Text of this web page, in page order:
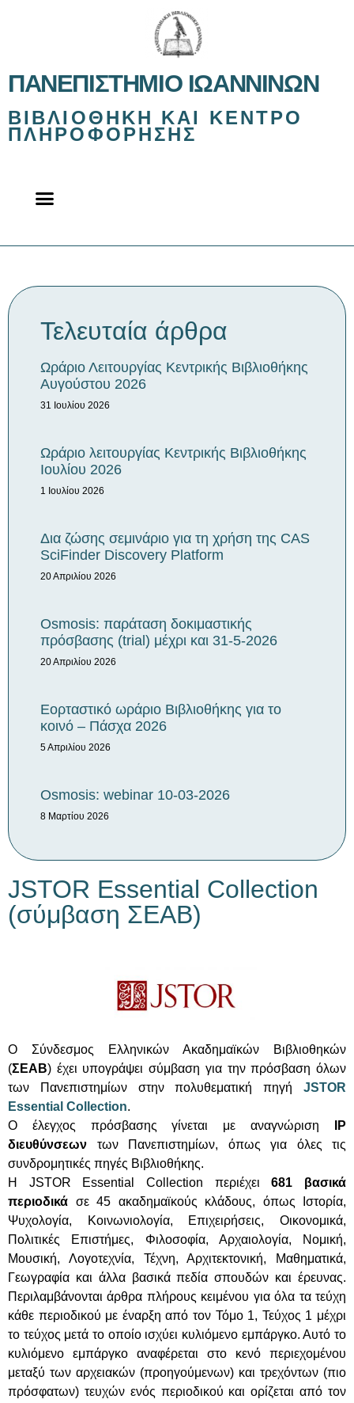
ΠΑΝΕΠΙΣΤΉΜΙΟ ΙΩΑΝΝΊΝΩΝ
ΒΙΒΛΙΟΘΉΚΗ ΚΑΙ ΚΈΝΤΡΟ
ΠΛΗΡΟΦΌΡΗΣΗΣ
Τελευταία άρθρα
Ωράριο Λειτουργίας Κεντρικής Βιβλιοθήκης
Αυγούστου 2026
31 Ιουλίου 2026
Ωράριο λειτουργίας Κεντρικής Βιβλιοθήκης
Iουλίου 2026
1 Ιουλίου 2026
Δια ζώσης σεμινάριο για τη χρήση της CAS
SciFinder Discovery Platform
20 Απριλίου 2026
Osmosis: παράταση δοκιμαστικής
πρόσβασης (trial) μέχρι και 31-5-2026
20 Απριλίου 2026
Εορταστικό ωράριο Βιβλιοθήκης για το
κοινό – Πάσχα 2026
5 Απριλίου 2026
Osmosis: webinar 10-03-2026
8 Μαρτίου 2026
JSTOR Essential Collection
(σύμβαση ΣΕΑΒ)
Ο Σύνδεσμος Ελληνικών Ακαδημαϊκών Βιβλιοθηκών
(ΣΕΑΒ) έχει υπογράψει σύμβαση για την πρόσβαση όλων
των Πανεπιστημίων στην πολυθεματική πηγή JSTOR
Essential Collection.
Ο έλεγχος πρόσβασης γίνεται με αναγνώριση
IP
διευθύνσεων των Πανεπιστημίων, όπως για όλες τις
συνδρομητικές πηγές Βιβλιοθήκης.
Η JSTOR Essential Collection περιέχει681 βασικά
περιοδικά σε 45 ακαδημαϊκούς κλάδους, όπως Ιστορία,
Ψυχολογία, Κοινωνιολογία, Επιχειρήσεις, Οικονομικά,
Πολιτικές Επιστήμες, Φιλοσοφία, Αρχαιολογία, Νομική,
Μουσική, Λογοτεχνία, Τέχνη, Αρχιτεκτονική, Μαθηματικά,
Γεωγραφία και άλλα βασικά πεδία σπουδών και έρευνας.
Περιλαμβάνονται άρθρα πλήρους κειμένου για όλα τα τεύχη
κάθε περιοδικού με έναρξη από τον Τόμο 1, Τεύχος 1 μέχρι
το τεύχος μετά το οποίο ισχύει κυλιόμενο εμπάργκο. Αυτό το
κυλιόμενο εμπάργκο αναφέρεται στο κενό περιεχομένου
μεταξύ των αρχειακών (προηγούμενων) και τρεχόντων (πιο
πρόσφατων) τευχών ενός περιοδικού και ορίζεται από τον